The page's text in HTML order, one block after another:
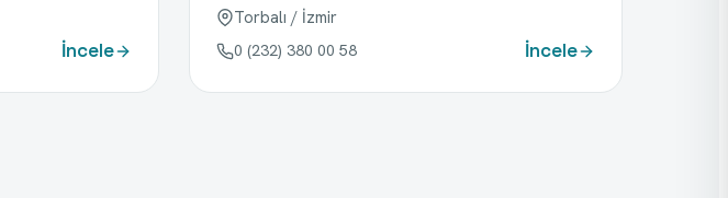
İncele
Torbalı / İzmir
0 (232) 380 00 58 İncele